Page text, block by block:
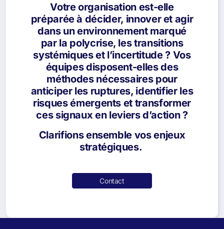
Votre organisation est-elle
préparée à décider, innover et agir
dans un environnement marqué
par la polycrise, les transitions
systémiques et l’incertitude ? Vos
équipes disposent-elles des
méthodes nécessaires pour
anticiper les ruptures, identifier les
risques émergents et transformer
ces signaux en leviers d’action ?
Clarifions ensemble vos enjeux
stratégiques.
Contact